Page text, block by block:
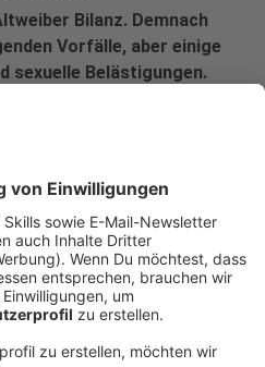
Bilanz. Demnach
Vorfälle, aber einige
sexuelle Belästigungen.
an Altweiber (12.02.26)
vor allem in der
es heute (13.02.26), dass
gegeben